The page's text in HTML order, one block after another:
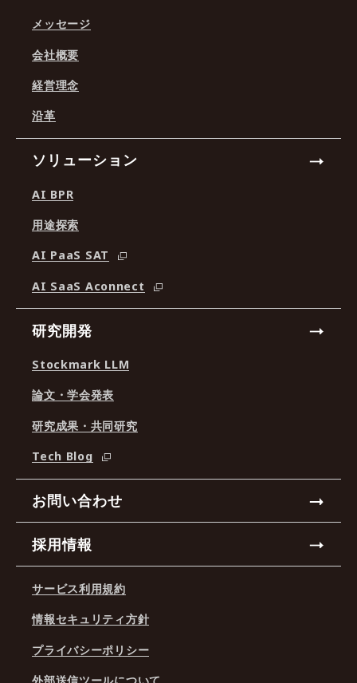
メッセージ
会社概要
経営理念
沿革
ソリューション
AI BPR
用途探索
AI PaaS SAT
AI SaaS Aconnect
研究開発
Stockmark LLM
論文・学会発表
研究成果・共同研究
Tech Blog
お問い合わせ
採用情報
サービス利用規約
情報セキュリティ方針
プライバシーポリシー